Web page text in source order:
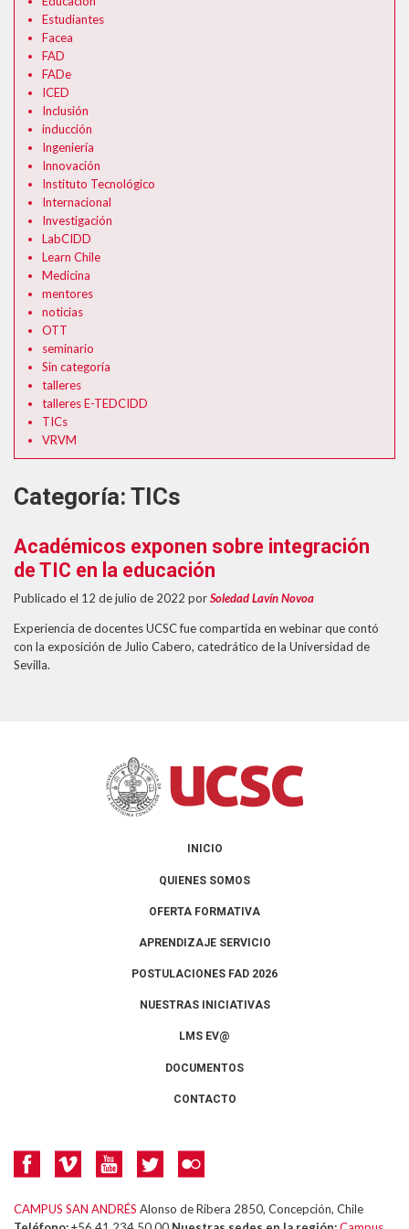
Formularios Ev@
Calendario Académico 2026
Categoría: TICs
Académicos exponen sobre integración
de TIC en la educación
Publicado el 12 de julio de 2022 porSoledad Lavín Novoa
Experiencia de docentes UCSC fue compartida en webinar que contó
con la exposición de Julio Cabero, catedrático de la Universidad de
Sevilla.
Estudiantes
Facea
FAD
FADe
ICED
Inclusión
inducción
Ingeniería
Innovación
Instituto Tecnológico
Internacional
Investigación
LabCIDD
Learn Chile
Medicina
mentores
noticias
OTT
seminario
Sin categoría
talleres
talleres E-TEDCIDD
TICs
VRVM
INICIO
QUIENES SOMOS
OFERTA FORMATIVA
APRENDIZAJE SERVICIO
POSTULACIONES FAD 2026
NUESTRAS INICIATIVAS
LMS EV@
DOCUMENTOS
CONTACTO
CAMPUS SAN ANDRÉS Alonso de Ribera 2850, Concepción, Chile